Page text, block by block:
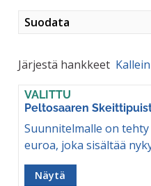
Suodata
Järjestä hankkeet
VALITTU
Peltosaaren
Suunnitelmalle on
euroa, joka sisältää
Näytä